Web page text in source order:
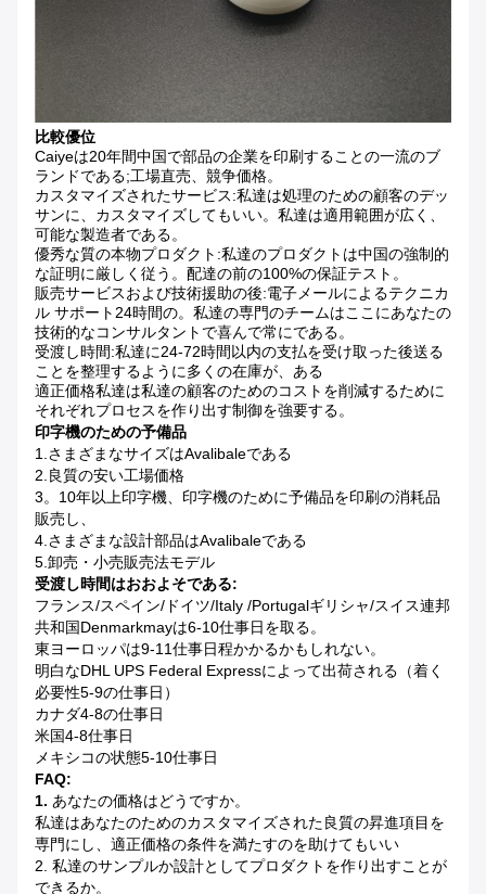
比較優位
Caiyeは20年間中国で部品の企業を印刷することの一流のブ
ランドである;工場直売、競争価格。
カスタマイズされたサービス:私達は処理のための顧客のデッ
サンに、カスタマイズしてもいい。私達は適用範囲が広く、
可能な製造者である。
優秀な質の本物プロダクト:私達のプロダクトは中国の強制的
な証明に厳しく従う。配達の前の100%の保証テスト。
販売サービスおよび技術援助の後:電子メールによるテクニカ
ル サポート24時間の。私達の専門のチームはここにあなたの
技術的なコンサルタントで喜んで常にである。
受渡し時間:私達に24-72時間以内の支払を受け取った後送る
ことを整理するように多くの在庫が、ある
適正価格私達は私達の顧客のためのコストを削減するために
それぞれプロセスを作り出す制御を強要する。
印字機のための予備品
1.さまざまなサイズはavalibaleである
2.良質の安い工場価格
3。10年以上印字機、印字機のために予備品を印刷の消耗品
販売し、
4.さまざまな設計部品はavalibaleである
5.卸売・小売販売法モデル
受渡し時間はおおよそである:
フランス/スペイン/ドイツ/Italy /Portugalギリシャ/スイス連邦
共和国Denmarkmayは6-10仕事日を取る。
東ヨーロッパは9-11仕事日程かかるかもしれない。
明白なDHL UPS Federal Expressによって出荷される（着く
必要性5-9の仕事日）
カナダ4-8の仕事日
米国4-8仕事日
メキシコの状態5-10仕事日
FAQ:
1. あなたの価格はどうですか。
私達はあなたのためのカスタマイズされた良質の昇進項目を
専門にし、適正価格の条件を満たすのを助けてもいい
2. 私達のサンプルか設計としてプロダクトを作り出すことが
できるか。